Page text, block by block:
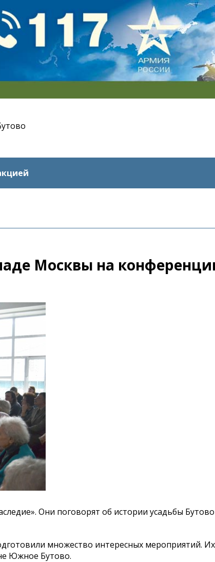
Москвы на
Они поговорят об истории усадьбы
множество интересных мероприятий.
Южное Бутово.